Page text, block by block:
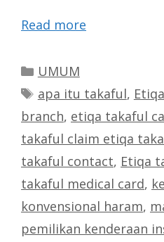
Read more
Categories
UMUM
Tags
apa itu takaful,
branch, etiqa takaful
takaful claim etiqa
takaful contact, Etiqa
takaful medical card,
konvensional haram,
pemilikan kenderaan